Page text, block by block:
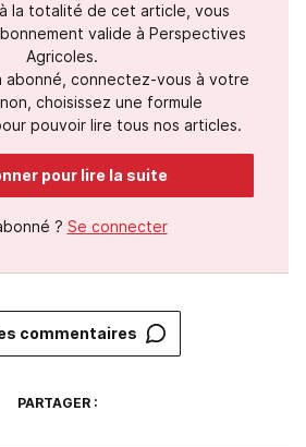
la totalité de cet article, vous
valide à Perspectives
Agricoles.
abonné, connectez-vous à votre
choisissez une formule
pouvoir lire tous nos articles.
pour lire la suite
? Se connecter
commentaires
PARTAGER :